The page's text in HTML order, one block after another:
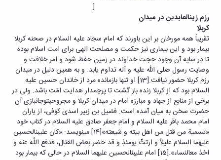
[
رزم زین‏العابدین در میدان
کربلا
تقریباً همه مورخان بر این باورند که امام سجاد علیه السلام در صحنه کربلا
بیمار بود و این بیماری نیز حکمت و مصلحت الهی برای امت اسلام بوده
تا در سایه آن وجود حجت خداوند در زمین حفظ شود و امر خلافت و
وصایت رسول صلی الله علیه و آله تداوم یابد. و به همین دلیل در میدان
رزم کربلا حضور نیافت.[13] او تنها بازمانده مرد از خاندان حسین علیه
السلام بود که از کربلا زنده باز گشت تا پرچم‏دار هدایت امّت باشد. ولی در
برخی از منابع از جهاد و مبارزه امام در میدان کربلا و مجروحیت‏وجانبازی آن
حضرت سخن به میان آمده است. فضیل‏ بن‏ زبیر اسدی کوفی، از یاران
امام محمد باقر علیه السلام و امام جعفر صادق علیه السلام در کتاب خود
«تسمیة من قتل من اهل بیته و شیعته»[14] می‏نویسد: «کان علی‏بن‏الحسین
علیهما السلام علیلاً و ارتثّ یومئذٍ و قد حضر بعض القتال، فدفع اللَّه عنه و
اخذ مع‏النساء».[15] امام علی‏بن‏الحسین علیهما السلام در حالی که بیمار بود